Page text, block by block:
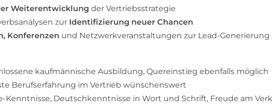
Weiterentwicklung der Vertriebsstrategie
zur Identifizierung neuer Chancen
Konferenzen und Netzwerkveranstaltungen zur Lead-Generierung
kaufmännische Ausbildung, Quereinstieg ebenfalls möglich
Berufserfahrung im Vertrieb wünschenswert
Kenntnisse, Deutschkenntnisse in Wort und Schrift, Freude am